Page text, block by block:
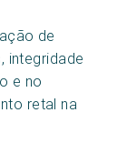
de
integridade
e no
retal na